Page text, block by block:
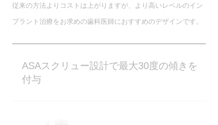
従来の方法よりコストは上がりますが、より高いレベルのイン
プラント治療をお求めの歯科医師におすすめのデザインです。
ASAスクリュー設計で最大30度の傾きを
付与